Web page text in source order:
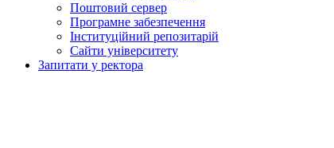
Поштовий сервер
Програмне забезпечення
Інституційний репозитарій
Сайти університету
Запитати у ректора